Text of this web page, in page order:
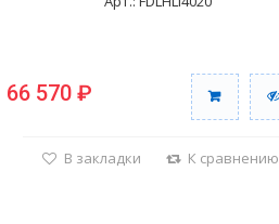
66 570 ₽
В закладки К сравнению